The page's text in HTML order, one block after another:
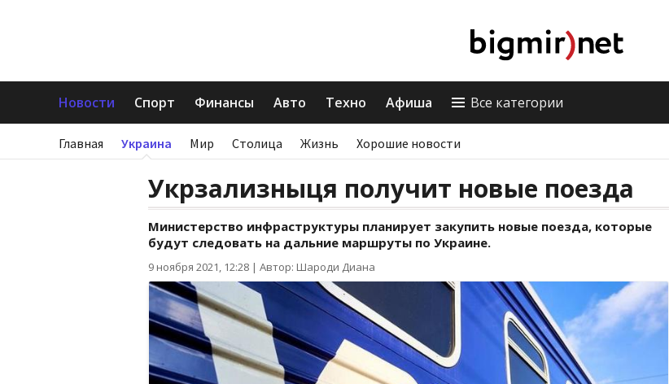
Новости Спорт Финансы Авто Техно Афиша Все категории
Главная Украина Мир Столица Жизнь Хорошие новости
Укрзализныця получит новые поезда
Министерство инфраструктуры планирует закупить новые поезда, которые
будут следовать на дальние маршруты по Украине.
9 ноября 2021, 12:28 | Автор: Шароди Диана